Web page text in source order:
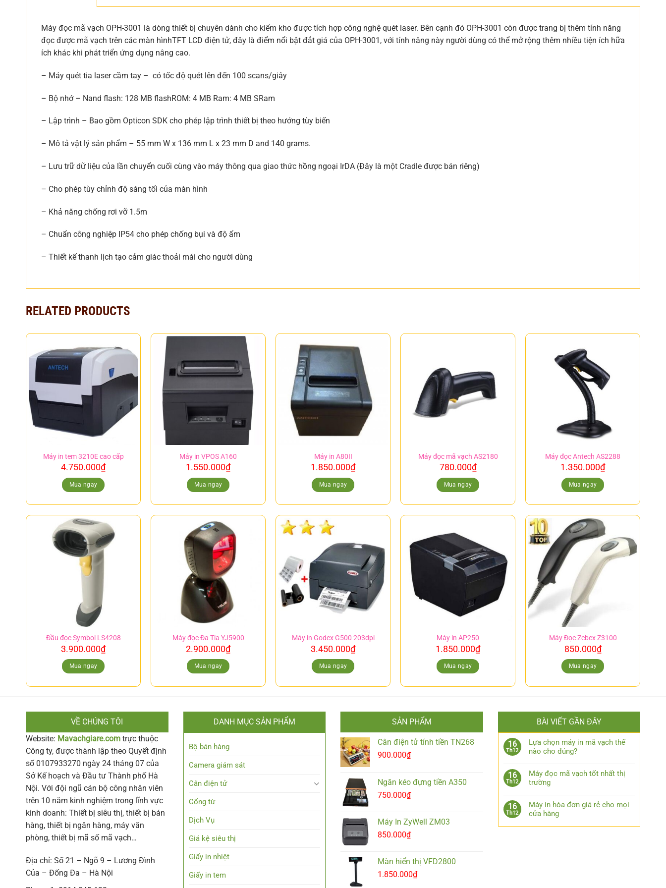
Máy đọc mã vạch OPH-3001 là dòng thiết bị chuyên dành cho kiểm kho được tích hợp công nghệ quét laser. Bên cạnh đó OPH-3001 còn được trang bị thêm tính năng
đọc được mã vạch trên các màn hìnhTFT LCD điện tử, đây là điểm nổi bật đắt giá của OPH-3001, với tính năng này người dùng có thể mở rộng thêm nhiều tiện ích hữa
ích khác khi phát triển ứng dụng nâng cao.
– Máy quét tia laser cầm tay – có tốc độ quét lên đến 100 scans/giây
– Bộ nhớ – Nand flash: 128 MB flashROM: 4 MB Ram: 4 MB SRam
– Lập trình – Bao gồm Opticon SDK cho phép lập trình thiết bị theo hướng tùy biến
– Mô tả vật lý sản phẩm – 55 mm W x 136 mm L x 23 mm D and 140 grams.
– Lưu trữ dữ liệu của lần chuyển cuối cùng vào máy thông qua giao thức hồng ngoại IrDA (Đây là một Cradle được bán riêng)
– Cho phép tùy chỉnh độ sáng tối của màn hình
– Khả năng chống rơi vỡ 1.5m
– Chuẩn công nghiệp IP54 cho phép chống bụi và độ ẩm
– Thiết kế thanh lịch tạo cảm giác thoải mái cho người dùng
RELATED PRODUCTS
Máy in tem 3210E cao cấp
4.750.000₫
Mua ngay
Máy in VPOS A160
1.550.000₫
Mua ngay
Máy in A80II
1.850.000₫
Mua ngay
Máy đọc mã vạch AS2180
780.000₫
Mua ngay
Máy đọc Antech AS2288
1.350.000₫
Mua ngay
Đầu đọc Symbol LS4208
3.900.000₫
Mua ngay
Máy đọc Đa Tia YJ5900
2.900.000₫
Mua ngay
Máy in Godex G500 203dpi
3.450.000₫
Mua ngay
Máy in AP250
1.850.000₫
Mua ngay
Máy Đọc Zebex Z3100
850.000₫
Mua ngay
VỀ CHÚNG TÔI
Website: Mavachgiare.com trực thuộc
Công ty, được thành lập theo Quyết định
số 0107933270 ngày 24 tháng 07 của
Sở Kế hoạch và Đầu tư Thành phố Hà
Nội. Với đội ngũ cán bộ công nhân viên
trên 10 năm kinh nghiệm trong lĩnh vực
kinh doanh: Thiết bị siêu thị, thiết bị bán
hàng, thiết bị ngân hàng, máy văn
phòng, thiết bị mã số mã vạch…
Địa chỉ: Số 21 – Ngõ 9 – Lương Đình
Của – Đống Đa – Hà Nội
DANH MỤC SẢN PHẨM
Bộ bán hàng
Camera giám sát
Cân điện tử
Cổng từ
Dịch Vụ
Giá kệ siêu thị
Giấy in nhiệt
Giấy in tem
SẢN PHẨM
Cân điện tử tính tiền TN268
900.000₫
Ngăn kéo đựng tiền A350
750.000₫
Máy In ZyWell ZM03
850.000₫
Màn hiển thị VFD2800
1.850.000₫
BÀI VIẾT GẦN ĐÂY
16
Th12
Lựa chọn máy in mã vạch thế
nào cho đúng?
16
Th12
Máy đọc mã vạch tốt nhất thị
trường
16
Th12
Máy in hóa đơn giá rẻ cho mọi
cửa hàng